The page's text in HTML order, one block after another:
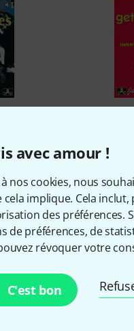
avec amour !
à nos cookies, nous
cela implique. Cela
des préférences.
de préférences, de
révoquer votre
C'est bon
Louis
Jamey